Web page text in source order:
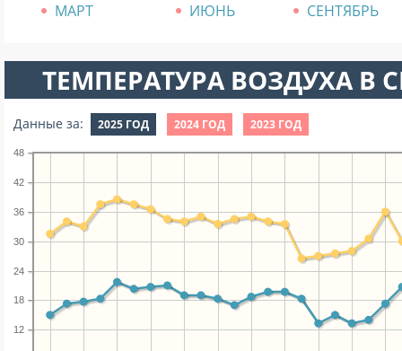
МАРТ
ИЮНЬ СЕНТЯБРЬ
ТЕМПЕРАТУРА ВОЗДУХА В
Данные за: 2025 ГОД 2024 ГОД 2023 ГОД
12
18
24
30
36
42
48